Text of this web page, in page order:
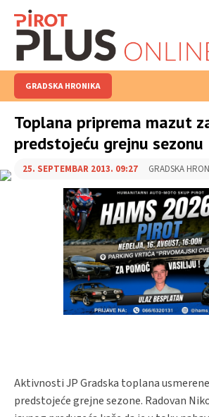
GRADSKA HRONIKA
Toplana priprema mazut
predstojeću grejnu sezonu
25. SEPTEMBAR 2013. 09:27 GRADSKA
Aktivnosti JP Gradska toplana
predstojeće grejne sezone. Radovan